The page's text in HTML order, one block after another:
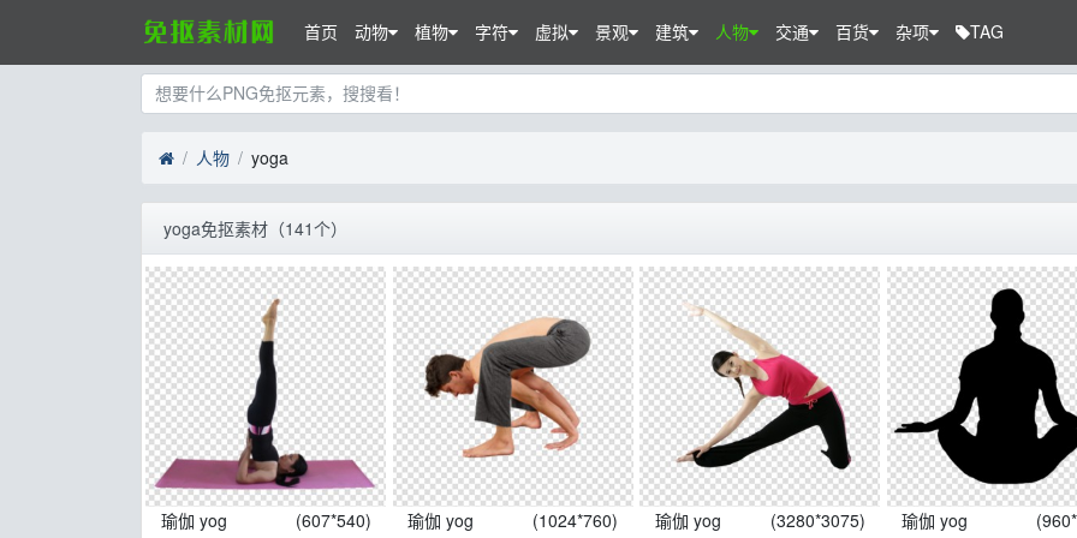
首页 动物 植物 字符 虚拟 景观 建筑 人物 交通 百货 杂项 TAG
人物 yoga
yoga免抠素材（141个）
瑜伽 yog (607*540) 瑜伽 yog (1024*760) 瑜伽 yog (3280*3075) 瑜伽 yog